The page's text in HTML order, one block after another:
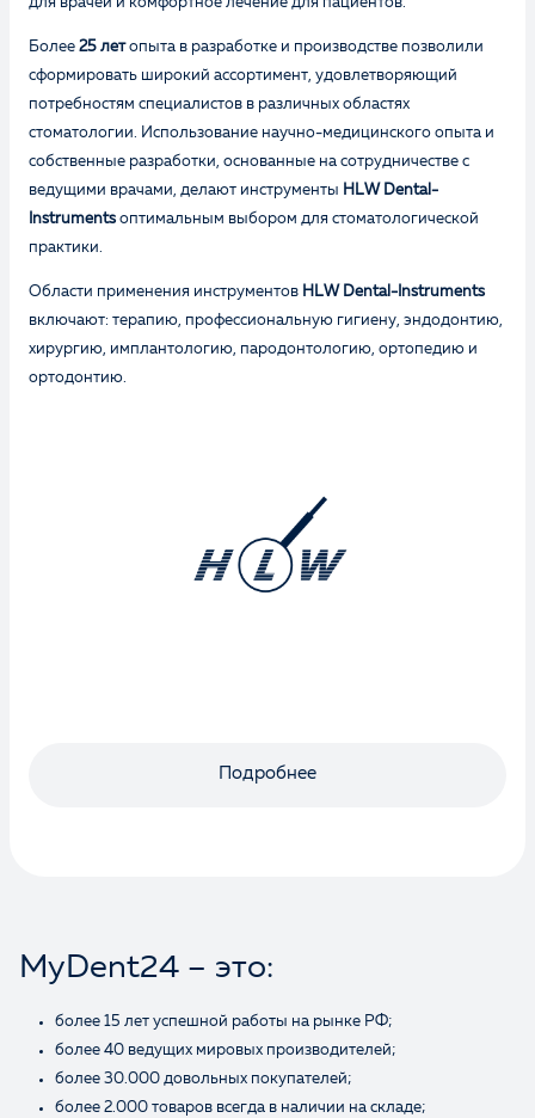
для врачей и комфортное лечение для пациентов.
Более 25 летопыта в разработке и производстве позволили
сформировать широкий ассортимент, удовлетворяющий
потребностям специалистов в различных областях
стоматологии. Использование научно-медицинского опыта и
собственные разработки, основанные на сотрудничестве с
ведущими врачами, делают инструменты HLW Dental-
Instruments оптимальным выбором для стоматологической
практики.
Области применения инструментов HLW Dental-Instruments
включают: терапию, профессиональную гигиену, эндодонтию,
хирургию, имплантологию, пародонтологию, ортопедию и
ортодонтию.
Подробнее
MyDent24 – это:
более 15 лет успешной работы на рынке РФ;
более 40 ведущих мировых производителей;
более 30.000 довольных покупателей;
более 2.000 товаров всегда в наличии на складе;
Оценка